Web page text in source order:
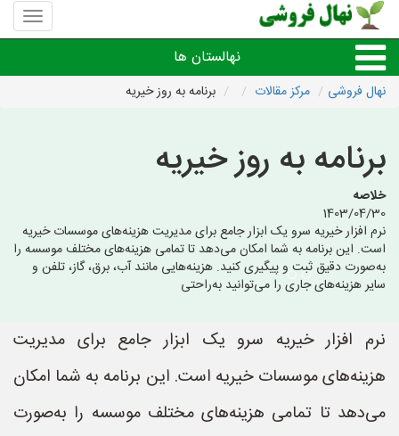
منوی
سایت
فروشی
نهالستان ها
نهال های زینتی،غیرمثمر
نهالستان های شهرها
نهال فروشی مرکز مقالات برنامه به روز خیریه
برنامه به روز خیریه
خلاصه
1403/04/30
نرم افزار خیریه سرو یک ابزار جامع برای مدیریت هزینه‌های موسسات خیریه
است. این برنامه به شما امکان می‌دهد تا تمامی هزینه‌های مختلف موسسه را
به‌صورت دقیق ثبت و پیگیری کنید. هزینه‌هایی مانند آب، برق، گاز، تلفن و
سایر هزینه‌های جاری را می‌توانید به‌راحتی
نرم افزار خیریه سرو یک ابزار جامع برای مدیریت
هزینه‌های موسسات خیریه است. این برنامه به شما امکان
می‌دهد تا تمامی هزینه‌های مختلف موسسه را به‌صورت